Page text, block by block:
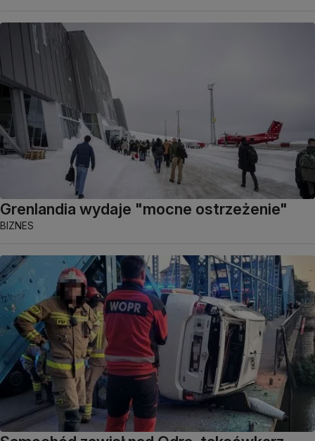
Grenlandia wydaje "mocne ostrzeżenie"
BIZNES